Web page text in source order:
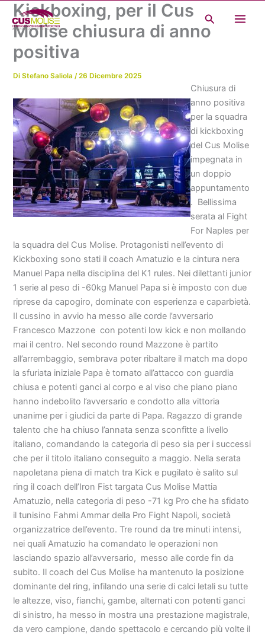
contenuto
Cerca
Kickboxing, per il Cus
Molise chiusura di anno
positiva
DiStefano Saliola/26 Dicembre 2025
Chiusura di
anno positiva
per la squadra
di kickboxing
del Cus Molise
impegnata in
un doppio
appuntamento
. Bellissima
serata al Fight
For Naples per
la squadra del Cus Molise. Protagonisti nell’evento di
Kickboxing sono stati il coach Amatuzio e la cintura nera
Manuel Papa nella disciplina del K1 rules. Nei dilettanti junior
1 serie al peso di -60kg Manuel Papa si è imposto con due
riprese da capogiro, dominate con esperienza e caparbietà.
Il cussino in avvio ha messo alle corde l’avversario
Francesco Mazzone con potenti low kick e non mollando
mai il centro. Nel secondo round Mazzone è partito
all’arrembaggio, sembrava poter ribaltare il match ma dopo
la sfuriata iniziale Papa è tornato all’attacco con guardia
chiusa e potenti ganci al corpo e al viso che piano piano
hanno indebolito l’avversario e condotto alla vittoria
unanime per i giudici da parte di Papa. Ragazzo di grande
talento che ha chiuso l’annata senza sconfitte a livello
italiano, comandando la categoria di peso sia per i successi
che per il titolo italiano conseguito a maggio. Nella serata
napoletana piena di match tra Kick e pugilato è salito sul
ring il coach dell’Iron Fist targata Cus Molise Mattia
Amatuzio, nella categoria di peso -71 kg Pro che ha sfidato
il tunisino Fahmi Ammar della Pro Fight Napoli, società
organizzatrice dell’evento. Tre round da tre minuti intensi,
nei quali Amatuzio ha comandato le operazioni non
lasciando spazio all’avversario, messo alle corde fin da
subito. Il coach del Cus Molise ha mantenuto la posizione
dominante del ring, infilando una serie di calci letali su tutte
le altezze, viso, fianchi, gambe, alternati con potenti ganci
di sinistro, ha messo in mostra una prestazione magistrale,
da vero campione, dando spettacolo e cercando più volte il